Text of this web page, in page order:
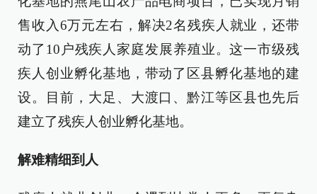
售收入6万元左右，解决2名残疾人就业，还带
动了10户残疾人家庭发展养殖业。这一市级残
疾人创业孵化基地，带动了区县孵化基地的建
设。目前，大足、大渡口、黔江等区县也先后
建立了残疾人创业孵化基地。
解难精细到人